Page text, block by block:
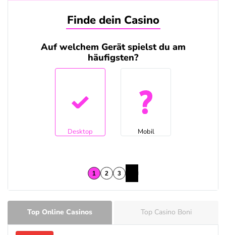
Finde dein Casino
Auf welchem Gerät spielst du am
häufigsten?
Desktop Mobil
Top Online Casinos Top Casino Boni